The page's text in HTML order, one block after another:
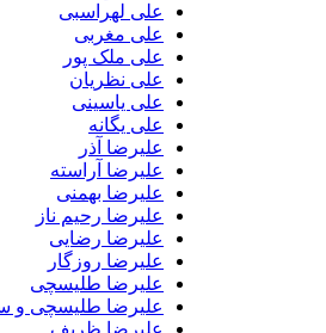
علی لهراسبی
علی مغربی
علی ملک پور
علی نظریان
علی یاسینی
علی یگانه
علیرضا آذر
علیرضا آراسته
علیرضا بهمنی
علیرضا رحیم ناز
علیرضا رضایی
علیرضا روزگار
علیرضا طلیسچی
علیرضا طلیسچی و سعید آتانی